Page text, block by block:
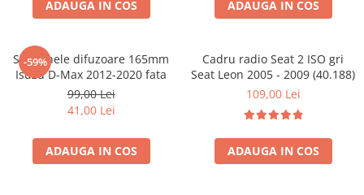
ADAUGA IN COS ADAUGA IN COS
-59%
Set 2 inele difuzoare 165mm
Isuzu D-Max 2012-2020 fata
99,00 Lei
41,00 Lei
ADAUGA IN COS
Cadru radio Seat 2 ISO gri
Seat Leon 2005 - 2009 (40.188)
109,00 Lei
ADAUGA IN COS